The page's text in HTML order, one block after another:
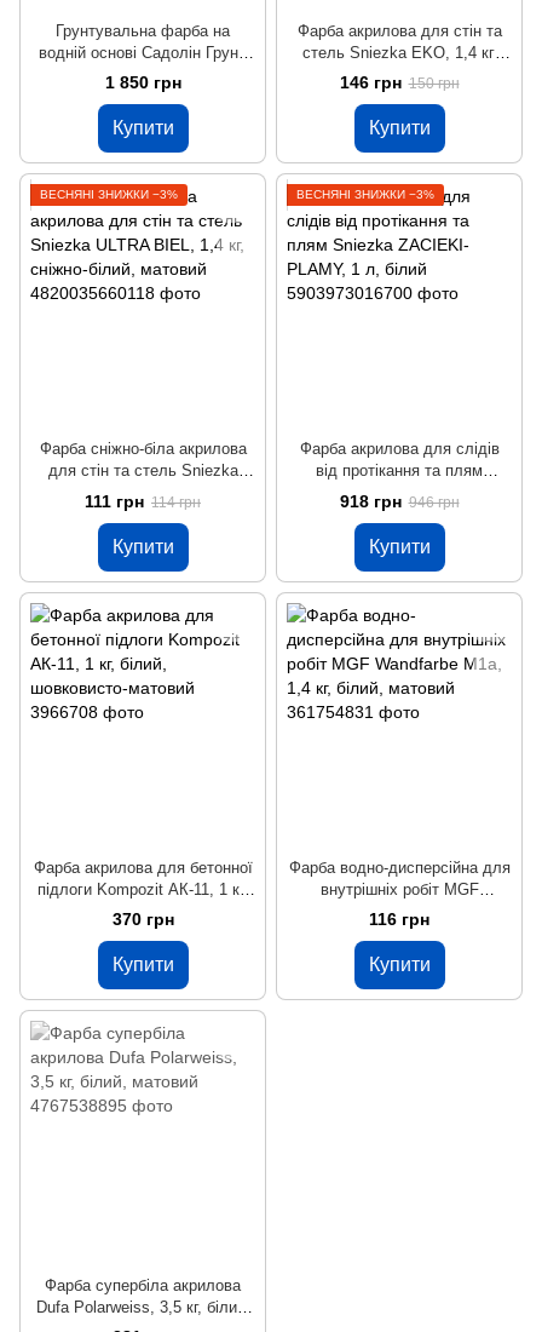
Грунтувальна фарба на
водній основі Садолін Грунд
(Sadolin Grund), 2,5 л, білий
1 850 грн
Купити
Фарба акрилова для стін та
стель Sniezka EKO, 1,4 кг,
сніжно-білий, матовий
146 грн 150 грн
Купити
ВЕСНЯНІ ЗНИЖКИ −3%
Фарба сніжно-біла акрилова
для стін та стель Sniezka
ULTRA BIEL, 1,4 кг, сніжно-
білий, матовий
111 грн 114 грн
Купити
ВЕСНЯНІ ЗНИЖКИ −3%
Фарба акрилова для слідів
від протікання та плям
Sniezka ZACIEKI-PLAMY, 1 л,
білий
918 грн 946 грн
Купити
Фарба акрилова для бетонної
підлоги Kompozit АК-11, 1 кг,
білий, шовковисто-матовий
370 грн
Купити
Фарба водно-дисперсійна для
внутрішніх робіт MGF
Wandfarbe M1a, 1,4 кг, білий,
матовий
116 грн
Купити
Фарба супербіла акрилова
Dufa Polarweiss, 3,5 кг, білий,